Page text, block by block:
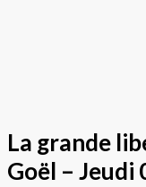
La grande
Goël –